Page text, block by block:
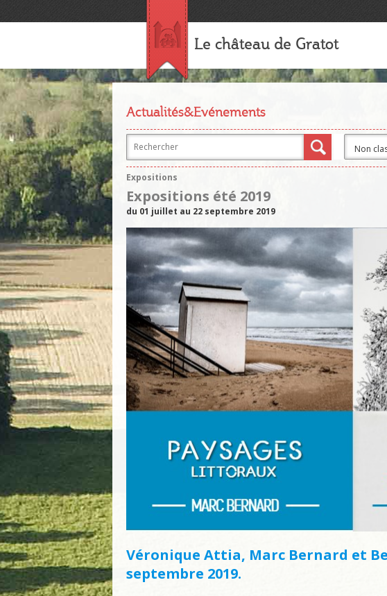
Le château de Gratot
Actualités&Evénements
Expositions
Expositions été 2019
du 01 juillet au 22 septembre 2019
Véronique Attia, Marc Bernard et
septembre 2019.